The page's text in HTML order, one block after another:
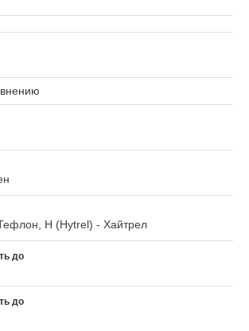
H (Hytrel) - Хайтрел
до
до